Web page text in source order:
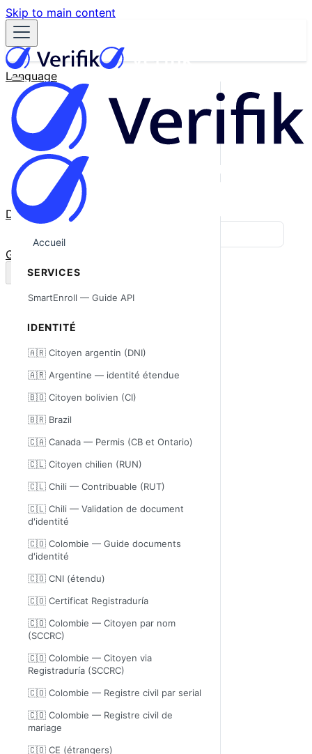
Skip to main content
Language
English
Español
Français
Português
한국어
日本語
中文
Docs
GitHub
Accueil
SERVICES
SmartEnroll — Guide API
IDENTITÉ
🇦🇷 Citoyen argentin (DNI)
🇦🇷 Argentine — identité étendue
🇧🇴 Citoyen bolivien (CI)
🇧🇷 Brazil
🇨🇦 Canada — Permis (CB et Ontario)
🇨🇱 Citoyen chilien (RUN)
🇨🇱 Chili — Contribuable (RUT)
🇨🇱 Chili — Validation de document
d'identité
🇨🇴 Colombie — Guide documents
d'identité
🇨🇴 CNI (étendu)
🇨🇴 Certificat Registraduría
🇨🇴 Colombie — Citoyen par nom
(SCCRC)
🇨🇴 Colombie — Citoyen via
Registraduría (SCCRC)
🇨🇴 Colombie — Registre civil par serial
🇨🇴 Colombie — Registre civil de
mariage
🇨🇴 CE (étrangers)